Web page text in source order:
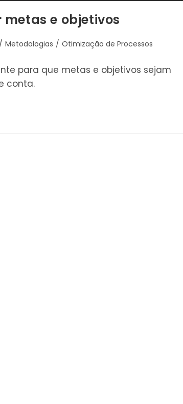
metas e objetivos
/ Metodologias / Otimização de Processos
para que metas e objetivos sejam
conta.